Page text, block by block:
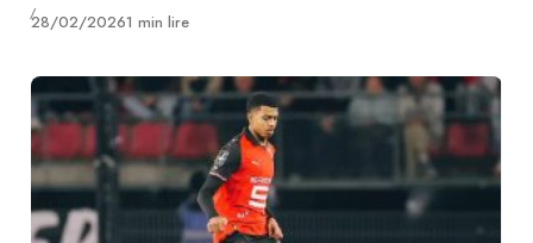
Publié
28/02/20261 min lire